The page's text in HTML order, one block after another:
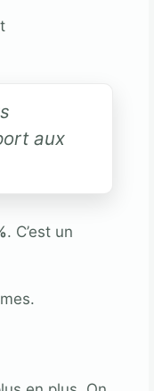
aux
. C’est un